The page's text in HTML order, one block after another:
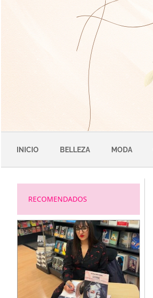
INICIO BELLEZA MODA
RECOMENDADOS